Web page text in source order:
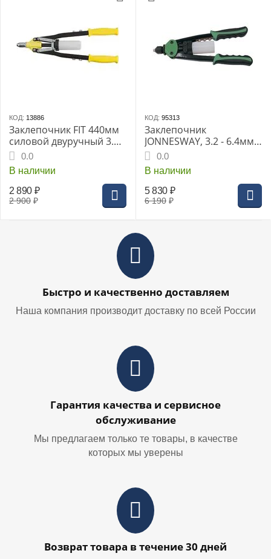
КОД: 13886
Заклепочник FIT 440мм
силовой двуручный 3.2-
6.4мм (32058i)
0.0
В наличии
2 900 ₽
2 890 ₽
КОД: 95313
Заклепочник
JONNESWAY, 3.2 - 6.4мм,
ручной рычажный
индустриальный (V2102)
0.0
В наличии
6 190 ₽
5 830 ₽
Быстро и качественно доставляем
Наша компания производит доставку по всей России
Гарантия качества и сервисное
обслуживание
Мы предлагаем только те товары, в качестве
которых мы уверены
Возврат товара в течение 30 дней